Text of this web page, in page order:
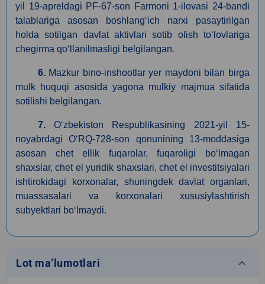
yil 19-apreldagi PF-67-son Farmoni 1-ilovasi 24-bandi
talablariga asosan boshlang‘ich narxi pasaytirilgan
holda sotilgan davlat aktivlari sotib olish to‘lovlariga
chegirma qo‘llanilmasligi belgilangan.
6. Mazkur bino-inshootlar yer maydoni bilan birga
mulk huquqi asosida yagona mulkiy majmua sifatida
sotilishi belgilangan.
7.O‘zbekiston Respublikasining 2021-yil 15-
noyabrdagi O‘RQ-728-son qonunining 13-moddasiga
asosan сhet ellik fuqarolar, fuqaroligi bo‘lmagan
shaxslar, chet el yuridik shaxslari, chet el investitsiyalari
ishtirokidagi korxonalar, shuningdek davlat organlari,
muassasalari va korxonalari xususiylashtirish
subyektlari bo‘lmaydi.
Lot ma’lumotlari keyboard_arrow_down